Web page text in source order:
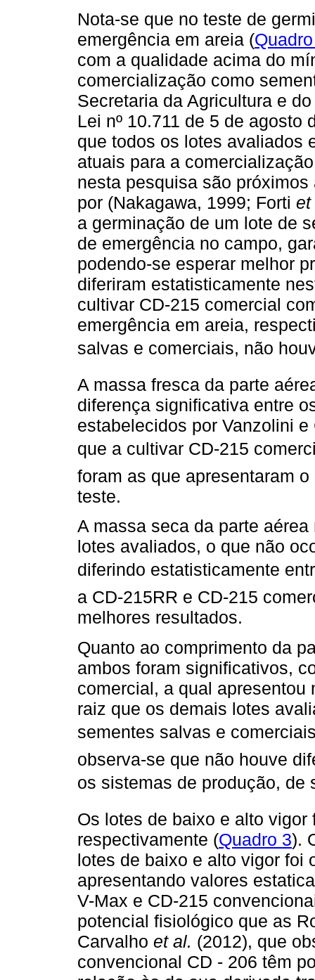
Nota-se que no teste de
emergência em areia (
com a qualidade acima do
comercialização como
Secretaria da Agricultura e
Lei nº 10.711 de 5 de
que todos os lotes avaliados
atuais para a
nesta pesquisa são
por (Nakagawa, 1999; Forti
a germinação de um lote de
de emergência no campo,
podendo-se esperar melhor
diferiram estatisticamente
cultivar CD-215 comercial
emergência em areia,
salvas e comerciais, não
A massa fresca da parte
diferença significativa entre
estabelecidos por Vanzolini
que a cultivar CD-215
foram as que apresentaram
teste.
A massa seca da parte
lotes avaliados, o que não
diferindo estatisticamente
a CD-215RR e CD-215
melhores resultados.
Quanto ao comprimento da
ambos foram significativos,
comercial, a qual apresentou
raiz que os demais lotes
sementes salvas e
observa-se que não houve
os sistemas de produção, de
Os lotes de baixo e alto
respectivamente (Quadro 3).
lotes de baixo e alto vigor foi
apresentando valores
V-Max e CD-215
potencial fisiológico que as
Carvalho et al. (2012), que
convencional CD - 206 têm